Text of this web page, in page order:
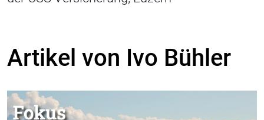
Artikel von Ivo Bühler